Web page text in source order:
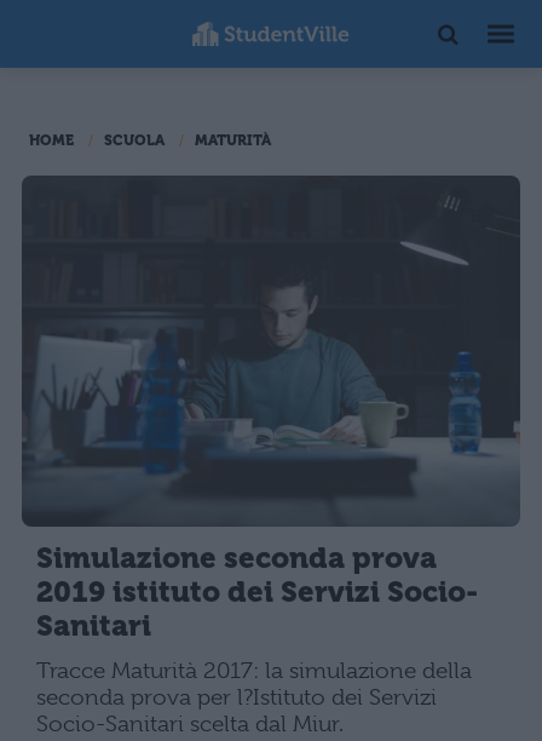
HOME SCUOLA MATURITÀ
Simulazione seconda prova
2019 istituto dei Servizi Socio-
Sanitari
Tracce Maturità 2017: la simulazione della
seconda prova per l?Istituto dei Servizi
Socio-Sanitari scelta dal Miur.